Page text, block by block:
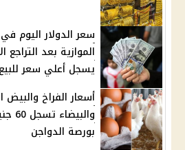
سعر الدولار اليوم
الموازية بعد
يسجل أعلي سعر
أسعار الفراخ والبيض
بورصة الدواجن